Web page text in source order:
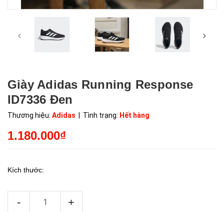
Giày Adidas Running Response
ID7336 Đen
Thương hiệu: Adidas | Tình trạng: Hết hàng
1.180.000₫
Kích thước:
- +